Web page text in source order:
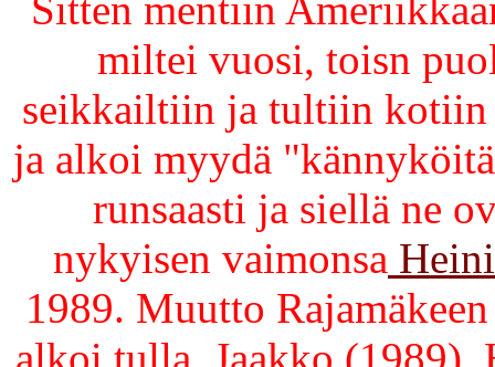
Sitten mentiin
miltei vuosi, toisn
seikkailtiin ja tultiin kotiin
ja alkoi myydä
runsaasti ja siellä ne
nykyisen vaimonsa
1989. Muutto